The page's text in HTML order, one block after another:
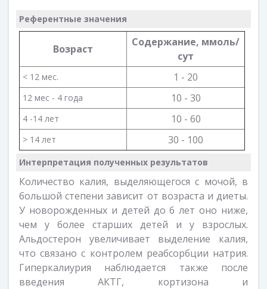
Референтные значения
Возраст
Содержание, ммоль/
сут
< 12 мес. 1 - 20
12 мес - 4 года 10 - 30
4 -14 лет 10 - 60
> 14 лет 30 - 100
Интерпретация полученных результатов
Количество калия, выделяющегося с мочой, в
большой степени зависит от возраста и диеты.
У новорожденных и детей до 6 лет оно ниже,
чем у более старших детей и у взрослых.
Альдостерон увеличивает выделение калия,
что связано с контролем реабсорбции натрия.
Гиперкалиурия наблюдается также после
введения АКТГ, кортизона и